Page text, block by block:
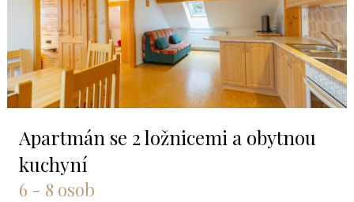
Apartmán se 2 ložnicemi a obytnou
kuchyní
6 - 8 osob